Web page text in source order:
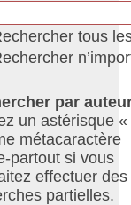
tous
par
un astérisque «
métacaractère
partout si vous
effectuer des
partielles.